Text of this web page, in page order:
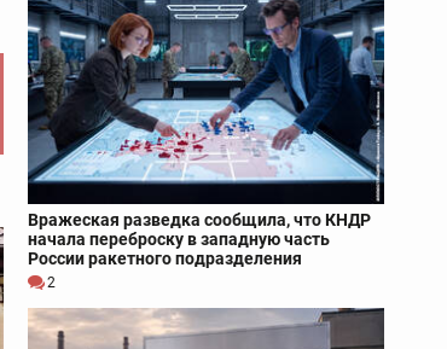
Вражеская разведка сообщила, что КНДР
начала переброску в западную часть
России ракетного подразделения
2